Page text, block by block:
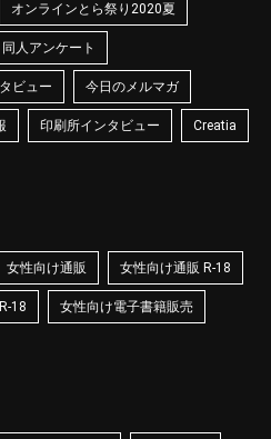
オンラインとら祭り2020夏
同人アンケート
ビュー 今日のメルマガ
印刷所インタビュー Creatia
女性向け通販 女性向け通販 R-18
18 女性向け電子書籍販売